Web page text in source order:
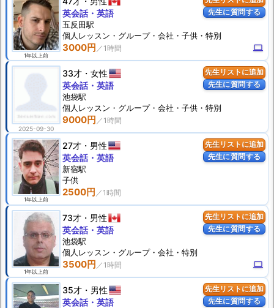
先生に質問する
1年以上前
3000円 computer
英会話・英語
五反田駅
個人 レッスン ・グループ・会社・子供・特別
先生リストに追加
先生に質問する
2025-09-30
33才 女性
9000円
英会話・英語
池袋駅
個人 レッスン ・グループ・会社・子供・特別
先生リストに追加
先生に質問する
1年以上前
27才 男性
2500円
英会話・英語
新宿駅
子供
先生リストに追加
先生に質問する
1年以上前
73才 男性
3500円 computer
英会話・英語
池袋駅
個人 レッスン ・グループ・会社・特別
先生リストに追加
先生に質問する
35才 男性
英会話・英語